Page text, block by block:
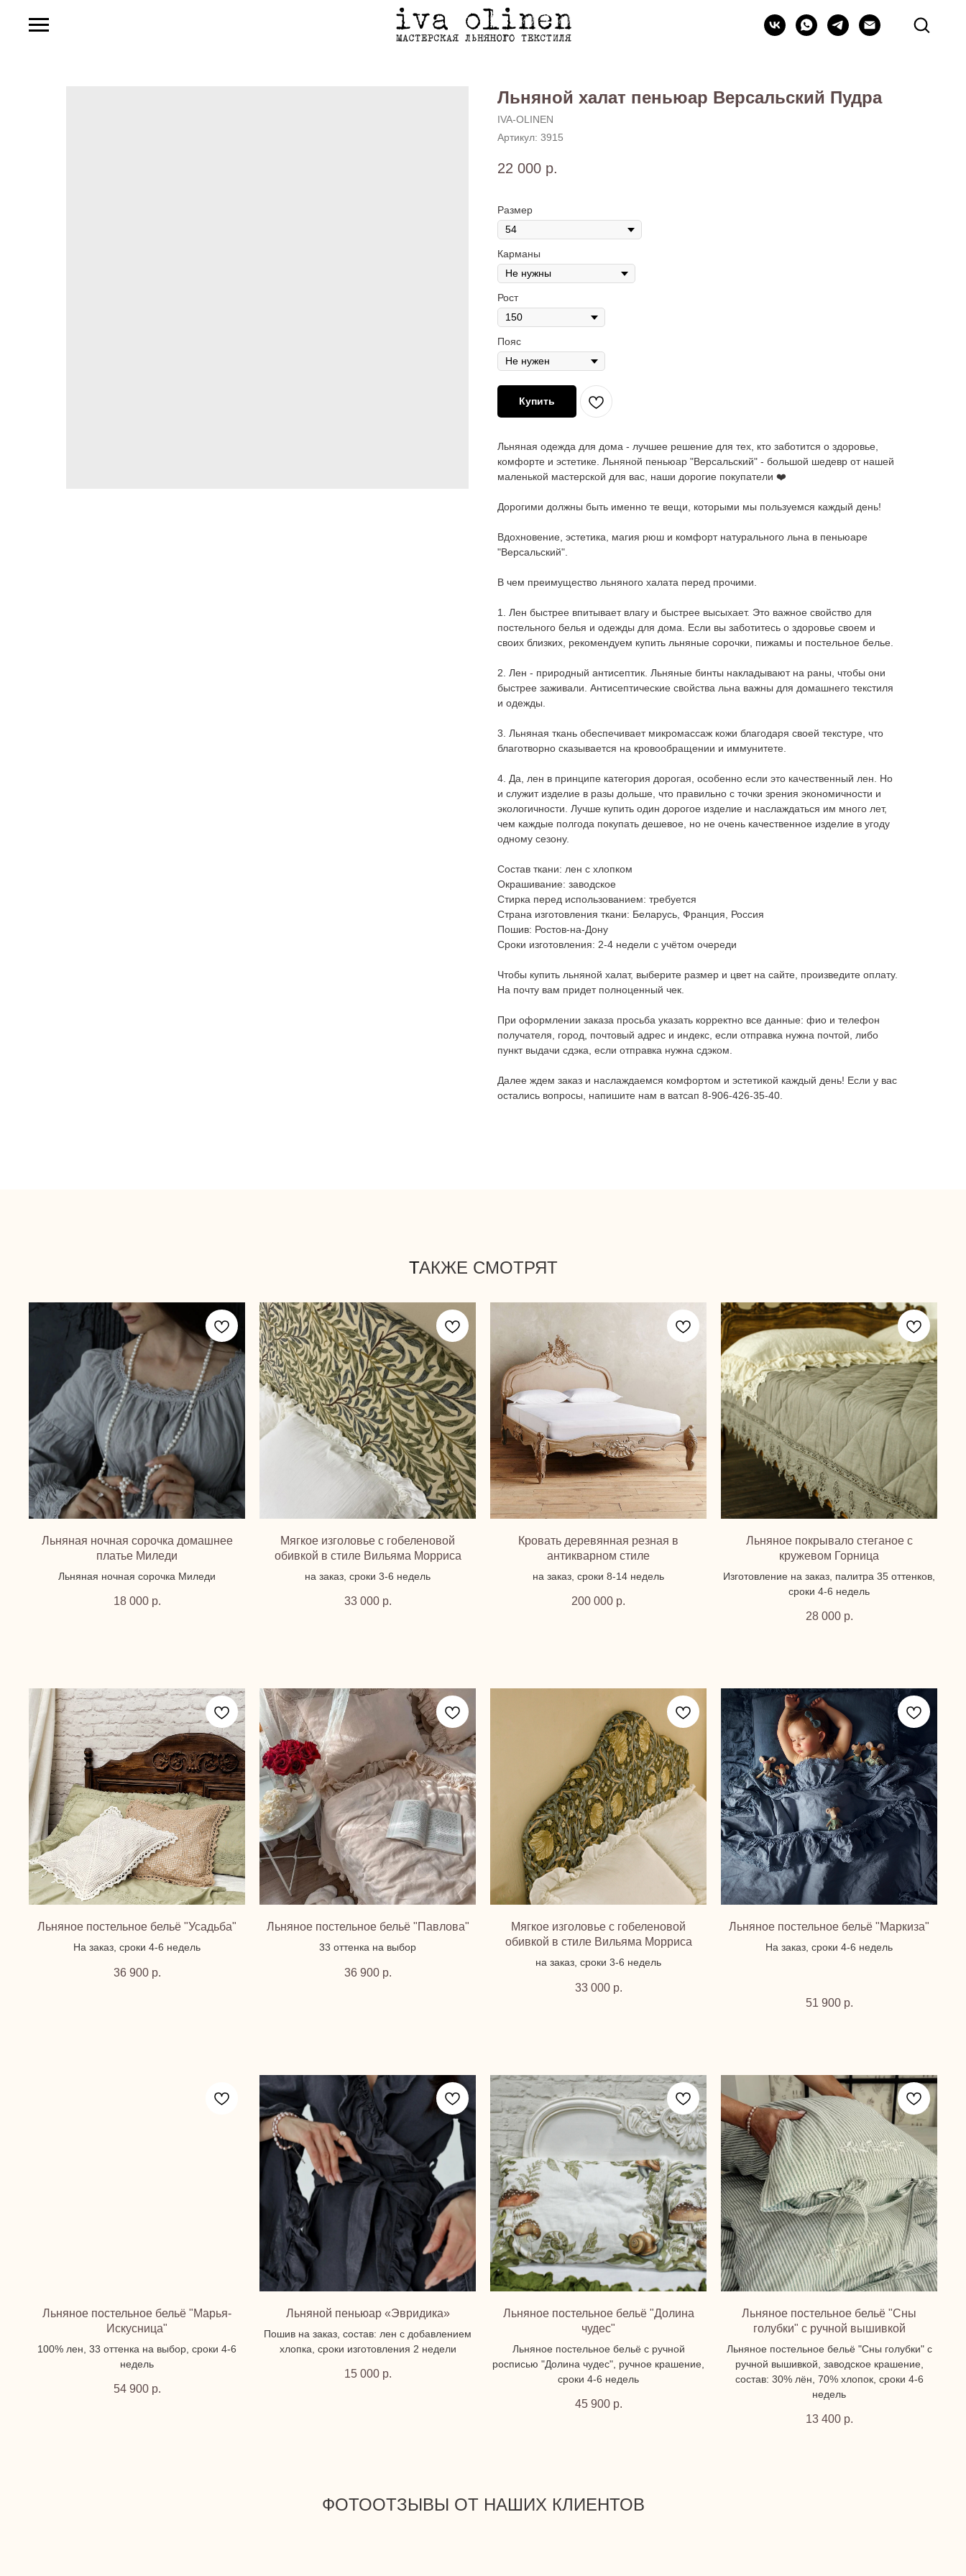
Льняной халат пеньюар Версальский Пудра
IVA-OLINEN
Артикул: 3915
22 000 р.
Размер
Карманы
Рост
Пояс
Купить
Льняная одежда для дома - лучшее решение для тех, кто заботится о здоровье,
комфорте и эстетике. Льняной пеньюар "Версальский" - большой шедевр от нашей
маленькой мастерской для вас, наши дорогие покупатели ❤️
Дорогими должны быть именно те вещи, которыми мы пользуемся каждый день!
Вдохновение, эстетика, магия рюш и комфорт натурального льна в пеньюаре
"Версальский".
В чем преимущество льняного халата перед прочими.
1. Лен быстрее впитывает влагу и быстрее высыхает. Это важное свойство для
постельного белья и одежды для дома. Если вы заботитесь о здоровье своем и
своих близких, рекомендуем купить льняные сорочки, пижамы и постельное белье.
2. Лен - природный антисептик. Льняные бинты накладывают на раны, чтобы они
быстрее заживали. Антисептические свойства льна важны для домашнего текстиля
и одежды.
3. Льняная ткань обеспечивает микромассаж кожи благодаря своей текстуре, что
благотворно сказывается на кровообращении и иммунитете.
4. Да, лен в принципе категория дорогая, особенно если это качественный лен. Но
и служит изделие в разы дольше, что правильно с точки зрения экономичности и
экологичности. Лучше купить один дорогое изделие и наслаждаться им много лет,
чем каждые полгода покупать дешевое, но не очень качественное изделие в угоду
одному сезону.
Состав ткани: лен с хлопком
Окрашивание: заводское
Стирка перед использованием: требуется
Страна изготовления ткани: Беларусь, Франция, Россия
Пошив: Ростов-на-Дону
Сроки изготовления: 2-4 недели с учётом очереди
Чтобы купить льняной халат, выберите размер и цвет на сайте, произведите оплату.
На почту вам придет полноценный чек.
При оформлении заказа просьба указать корректно все данные: фио и телефон
получателя, город, почтовый адрес и индекс, если отправка нужна почтой, либо
пункт выдачи сдэка, если отправка нужна сдэком.
Далее ждем заказ и наслаждаемся комфортом и эстетикой каждый день! Если у вас
остались вопросы, напишите нам в ватсап 8-906-426-35-40.
ТАКЖЕ СМОТРЯТ
Льняная ночная сорочка домашнее
платье Миледи
Льняная ночная сорочка Миледи
18 000 р.
Мягкое изголовье с гобеленовой
обивкой в стиле Вильяма Морриса
на заказ, сроки 3-6 недель
33 000 р.
Кровать деревянная резная в
антикварном стиле
на заказ, сроки 8-14 недель
200 000 р.
Льняное покрывало стеганое с
кружевом Горница
Изготовление на заказ, палитра 35 оттенков,
сроки 4-6 недель
28 000 р.
Льняное постельное бельё "Усадьба"
На заказ, сроки 4-6 недель
36 900 р.
Льняное постельное бельё "Павлова"
33 оттенка на выбор
36 900 р.
Мягкое изголовье с гобеленовой
обивкой в стиле Вильяма Морриса
на заказ, сроки 3-6 недель
33 000 р.
Льняное постельное бельё "Маркиза"
На заказ, сроки 4-6 недель
51 900 р.
Льняное постельное бельё "Марья-
Искусница"
100% лен, 33 оттенка на выбор, сроки 4-6
недель
54 900 р.
Льняной пеньюар «Эвридика»
Пошив на заказ, состав: лен с добавлением
хлопка, сроки изготовления 2 недели
15 000 р.
Льняное постельное бельё "Долина
чудес"
Льняное постельное бельё с ручной
росписью "Долина чудес", ручное крашение,
сроки 4-6 недель
45 900 р.
Льняное постельное бельё "Сны
голубки" с ручной вышивкой
Льняное постельное бельё "Сны голубки" с
ручной вышивкой, заводское крашение,
состав: 30% лён, 70% хлопок, сроки 4-6
недель
13 400 р.
ФОТООТЗЫВЫ ОТ НАШИХ КЛИЕНТОВ